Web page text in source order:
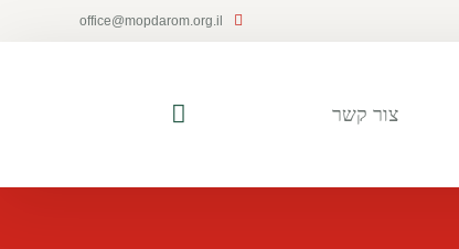
office@mopdarom.org.il
צור קשר